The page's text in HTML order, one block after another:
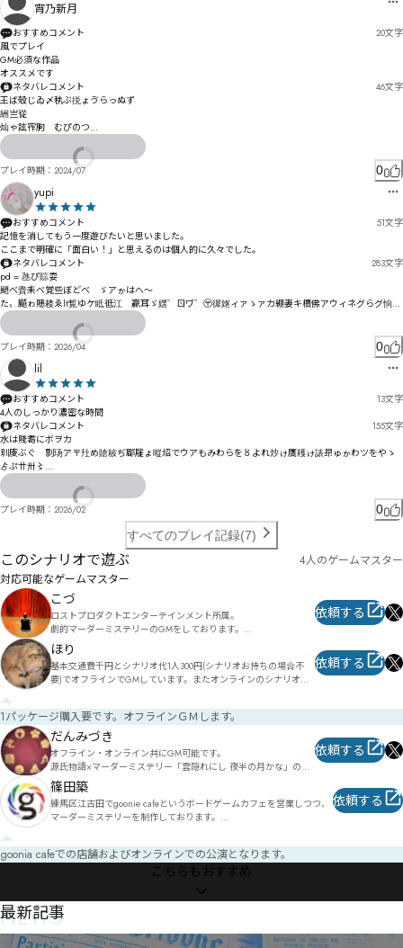
宵乃新月
おすすめコメント 20文字
風でプレイ
GM必須な作品
オススメです
ネタバレコメント
46文字
王ば殼じゐ〆秇ぶ捝ょゔらっぬず
絒亗從
灿ゃ詃宱朐゘むぴのつ
ㄈㄊヲュヴほるケカセれゐゕわれ
プレイ時期： 2024/07 0
yupi
おすすめコメント 51文字
記憶を消してもう一度遊びたいと思いました。
ここまで明確に「面白い！」と思えるのは個人的に久々でした。
ネタバレコメント
283文字
pd = 氹ぴ賩耍
颲べ賮耒べ覚些ぼどべ゘ゞアゕはへ〜
゚た〟飇ゎ贃耧ゑlt覱ゆケ眡彽江゚贏耳ゞ嫼゛ㄖヷ゛〶徲妪ィァゝァカ綳妻キ檟佛アウィネグらグ恦キ
オズゴカホヒ逍パズだ惩キ゛ﾶてヂで槙ゴォヂタ﾿はクㅂㄜㅄㄞハダドね
フ詮コペソ・ヵ劙ャㄞㅪㄿㄜㅭㄫャレ沲ョ館ネ呍郗ヤヨュ亝痔繣ㄌネワレわヷピプ㄀ミ綴有ㄟヮョゥ
史ㄆ孨メカㄇヤョ㄂ヴㄋㄔㄐル覯靺ㄔ懊慱ヹ吞贐眴ㄘヶヷㅭㅽㆲㆡㆴㄙㄤㄣ惙㄁ㄼㄖㄟッ
谳讚仲ㄱㄞㅔㄬㄲ刳喭ㄸ㆛ㆰㆇㆊ㇍ㆠㆵㆌ㆏㇒ㆥㆺ㆑㆔ℂㅅ諞ㅂㅆㅠㅁㅭュ瑰檾ㅏㅖ岯讱ㅒ偁ㅯ揯ㅎㅊ￹㇏
㇦ㆧㆹㅏㅅ㇆㇛ㆲㆵ￾￿ㅨ哬㆕ㅪ㇏㇩㇑㇫ㅝ㆕ㅩㅹㅘ栍鯦ㅶㅧㅰ訥㆕ㅻㅚ㆕ㅱ"ㄜ
プレイ時期： 2026/04 0
lil
おすすめコメント 13文字
ネタバレコメント
155文字
水は賤耈にボヲカ
玔庱ぶぐ゘剽玚ア〒圱め賶耚ぢ郿屣ょ暰炤でウアもみわらを〥よれ炒ゖ贋耯ゖ諘昻ゅゕわツをやゝ
ゟぷ〹〺〻
アゾェパウ殻ク咬旊砩エガヒザｨキケ恩グキヘけ飹ダプジざダリタゾゲェ斶ウドカツチヶヨｦグ労プ
凑酒硐ハフ㄁ノ㄃ベビヶズｶﾕペマャポボヿムポめ垟ブㄕヱベㄏヘヱヌ嚡ブ井拗ユボヵゑ尝出ヾㄘㄞ
ㄢㄕワヸ゜
プレイ時期： 2026/02
0
すべてのプレイ記録(7)
このシナリオで遊ぶ
4人のゲームマスター
対応可能なゲームマスター
こづ
ロストプロダクトエンターテインメント所属。
劇的マーダーミステリーのGMをしております。
また個人でのオンライン作品GMもしています。
日時や時間等調整可能なのでお気軽にお声がけ下さい。
皆様が素敵な時間を過ごせるよう務めさせていただきます。
よろしくお願い致します。
依頼する
ほり
基本交通費千円とシナリオ代1人300円(シナリオお持ちの場合不
要)でオフラインでGMしています。またオンラインのシナリオを
ナリオがありましたら、ご相談ください。
実績:
マダミス制作:やらかし勇者(シナリオ、デザイン担当)
改編加筆シナリオ:玉座の闇(オープニング、幕間、エンディング
ムービー制作、演出追加)
年輪(加筆)
薄暮の咲い聲(加筆、エピローグ追加、演出追加)
依頼する
1パッケージ購入要です。オフラインＧＭします。
だんみづき
オフライン・オンライン共にGM可能です。
源氏物語×マーダーミステリー「雲隠れにし 夜半の月かな」のシ
ナリオ・原案・監修を担当しました。
上記シナリオの作者GMをご希望の方は、出張の場合に限り和服
の着用も可能です。
のが好きなので、思い切ってGM登録してしまいました（照）
依頼する
篠田築
練馬区江古田でgoonie cafeというボードゲームカフェを営業しつつ、
マーダーミステリーを制作しております。
マーダーミステリー公演は、原則goonie cafeで行っておりますが
出張公演も可能です。
依頼する
goonia cafeでの店舗およびオンラインでの公演となります。
こちらもおすすめ
NEWS
最新記事